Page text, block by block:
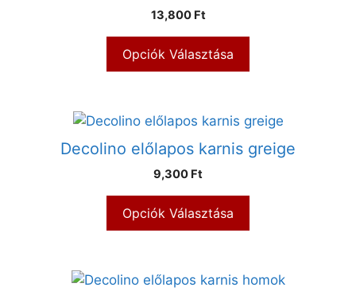
13,800 Ft
Opciók Választása
Decolino előlapos karnis greige
9,300 Ft
Opciók Választása